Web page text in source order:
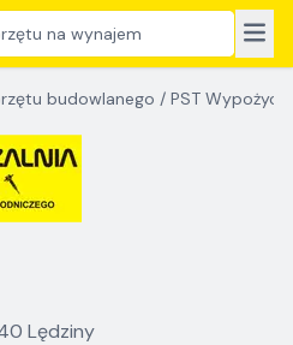
na wynajem
budowlanego / PST
Lędziny